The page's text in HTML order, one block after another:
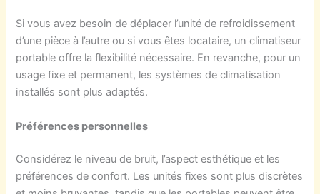
Si vous avez besoin de déplacer l’unité de refroidissement
d’une pièce à l’autre ou si vous êtes locataire, un climatiseur
portable offre la flexibilité nécessaire. En revanche, pour un
usage fixe et permanent, les systèmes de climatisation
installés sont plus adaptés.
Préférences personnelles
Considérez le niveau de bruit, l’aspect esthétique et les
préférences de confort. Les unités fixes sont plus discrètes